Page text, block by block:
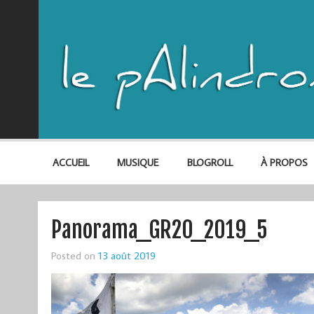
ACCUEIL MUSIQUE BLOGROLL À PROPOS
Panorama_GR20_2019_5
Posted on 13 août 2019